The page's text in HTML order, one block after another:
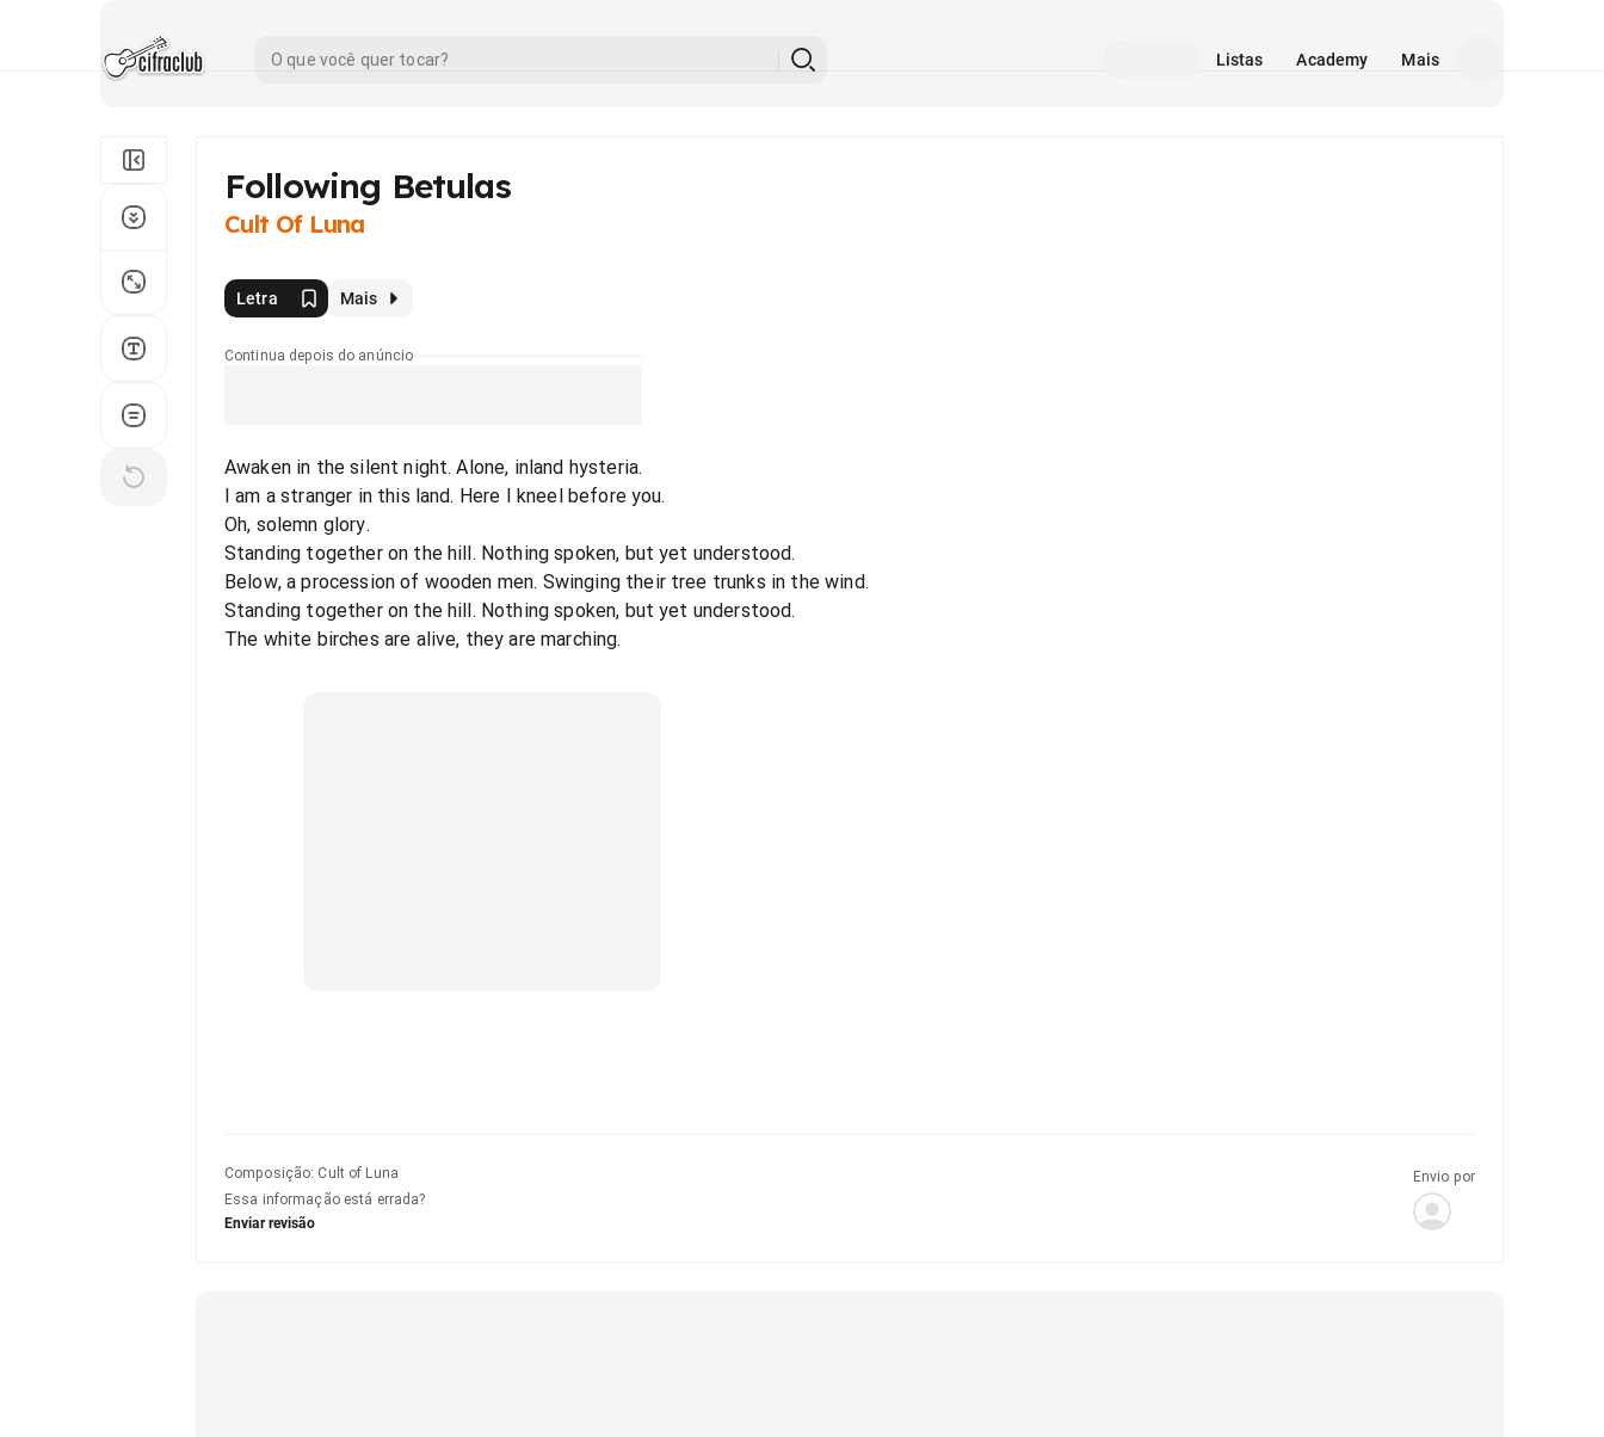
Listas Academy Mais
Following Betulas
Cult Of Luna
Letra Mais
Continua depois do anúncio
Awaken in the silent night. Alone, inland hysteria.
I am a stranger in this land. Here I kneel before you.
Oh, solemn glory.
Standing together on the hill. Nothing spoken, but yet understood.
Below, a procession of wooden men. Swinging their tree trunks in the wind.
Standing together on the hill. Nothing spoken, but yet understood.
The white birches are alive, they are marching.
Composição: Cult of Luna
Essa informação está errada?
Enviar revisão
Envio por